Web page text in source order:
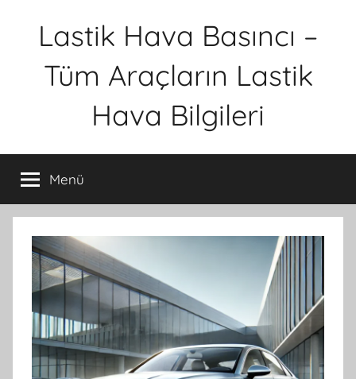
Lastik Hava Basıncı –
Tüm Araçların Lastik
Hava Bilgileri
Menü